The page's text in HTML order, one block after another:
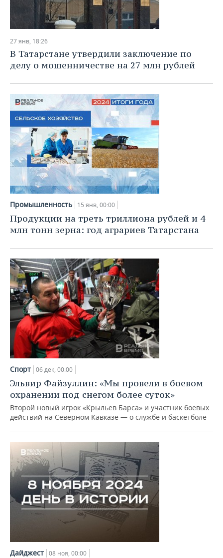
27 янв, 18:26
В Татарстане утвердили заключение по
делу о мошенничестве на 27 млн рублей
Промышленность 15 янв, 00:00
Продукции на треть триллиона рублей и 4
млн тонн зерна: год аграриев Татарстана
Спорт 06 дек, 00:00
Эльвир Файзуллин: «Мы провели в боевом
охранении под снегом более суток»
Второй новый игрок «Крыльев Барса» и участник боевых
действий на Северном Кавказе — о службе и баскетболе
Дайджест 08 ноя, 00:00